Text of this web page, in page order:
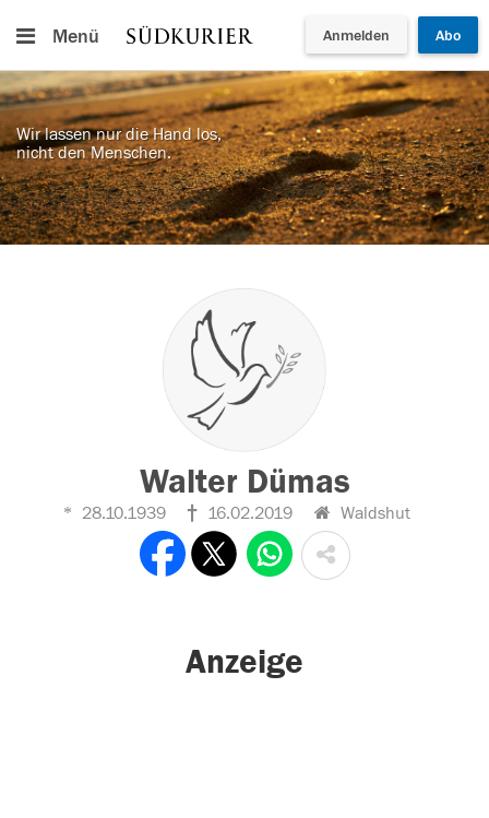
Menü Anmelden Abo
Wir lassen nur die Hand los,
nicht den Menschen.
Walter Dümas
28.10.1939 16.02.2019 Waldshut
Anzeige